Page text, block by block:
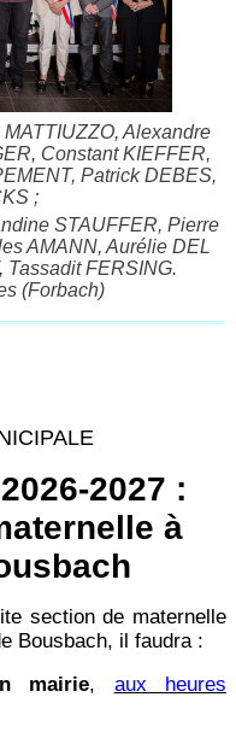
Alexandre
Constant KIEFFER,
Patrick DEBES,
;
STAUFFER, Pierre
AMANN, Aurélie DEL
Tassadit FERSING.
(Forbach)
2027 :
à
section de maternelle
Bousbach, il faudra :
mairie, aux heures